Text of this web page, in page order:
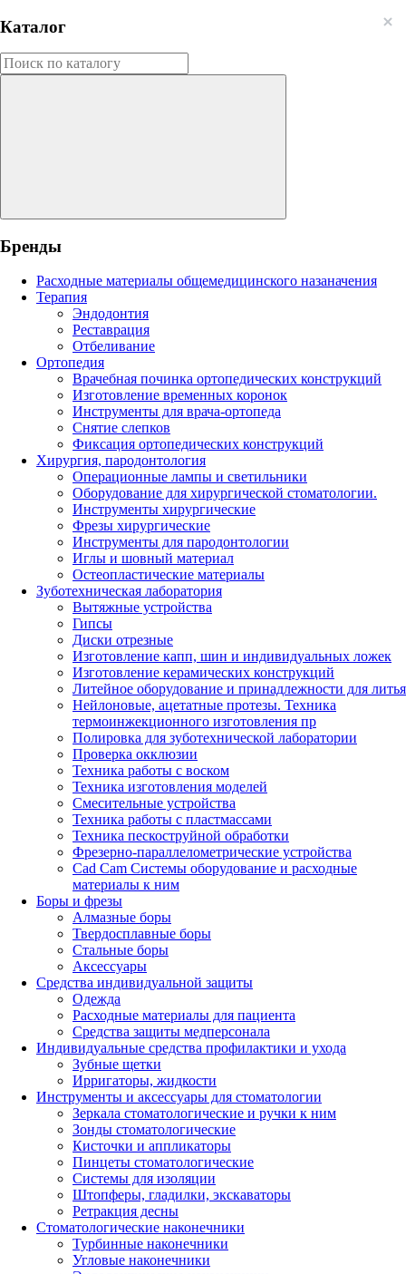
Каталог
Бренды
Расходные материалы общемедицинского назаначения
Терапия
Эндодонтия
Реставрация
Отбеливание
Ортопедия
Врачебная починка ортопедических конструкций
Изготовление временных коронок
Инструменты для врача-ортопеда
Снятие слепков
Фиксация ортопедических конструкций
Хирургия, пародонтология
Операционные лампы и светильники
Оборудование для хирургической стоматологии.
Инструменты хирургические
Фрезы хирургические
Инструменты для пародонтологии
Иглы и шовный материал
Остеопластические материалы
Зуботехническая лаборатория
Вытяжные устройства
Гипсы
Диски отрезные
Изготовление капп, шин и индивидуальных ложек
Изготовление керамических конструкций
Литейное оборудование и принадлежности для литья
Нейлоновые, ацетатные протезы. Техника
термоинжекционного изготовления пр
Полировка для зуботехнической лаборатории
Проверка окклюзии
Техника работы с воском
Техника изготовления моделей
Смесительные устройства
Техника работы с пластмассами
Техника пескоструйной обработки
Фрезерно-параллелометрические устройства
Cad Cam Системы оборудование и расходные
материалы к ним
Боры и фрезы
Алмазные боры
Твердосплавные боры
Стальные боры
Аксессуары
Средства индивидуальной защиты
Одежда
Расходные материалы для пациента
Средства защиты медперсонала
Индивидуальные средства профилактики и ухода
Зубные щетки
Ирригаторы, жидкости
Инструменты и аксессуары для стоматологии
Зеркала стоматологические и ручки к ним
Зонды стоматологические
Кисточки и аппликаторы
Пинцеты стоматологические
Системы для изоляции
Штопферы, гладилки, экскаваторы
Ретракция десны
Стоматологические наконечники
Турбинные наконечники
Угловые наконечники